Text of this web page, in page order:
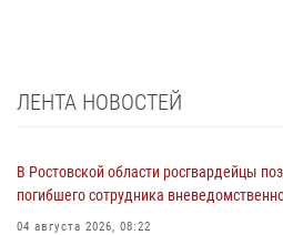
ЛЕНТА НОВОСТЕЙ
В Ростовской области росгвардейцы
погибшего сотрудника
04 августа 2026, 08:22